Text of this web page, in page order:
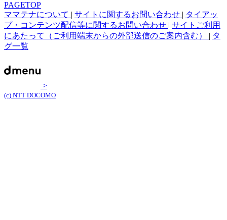
PAGETOP
ママテナについて | サイトに関するお問い合わせ | タイアッ
プ・コンテンツ配信等に関するお問い合わせ | サイトご利用
にあたって（ご利用端末からの外部送信のご案内含む） | タ
グ一覧
>
(c) NTT DOCOMO